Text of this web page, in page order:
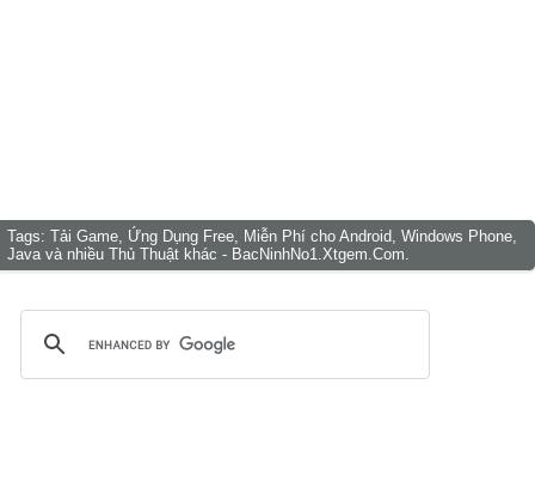
Tags: Tải Game, Ứng Dụng Free, Miễn Phí cho Android, Windows Phone,
Java và nhiều Thủ Thuật khác - BacNinhNo1.Xtgem.Com.